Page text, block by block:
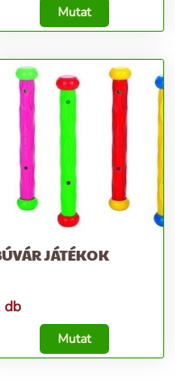
Mutat
JÁTÉKOK
db
Mutat